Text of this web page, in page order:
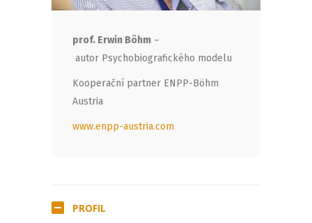
prof. Erwin Böhm –
autor Psychobiografického modelu
Kooperační partner ENPP-Böhm
Austria
www.enpp-austria.com
PROFIL